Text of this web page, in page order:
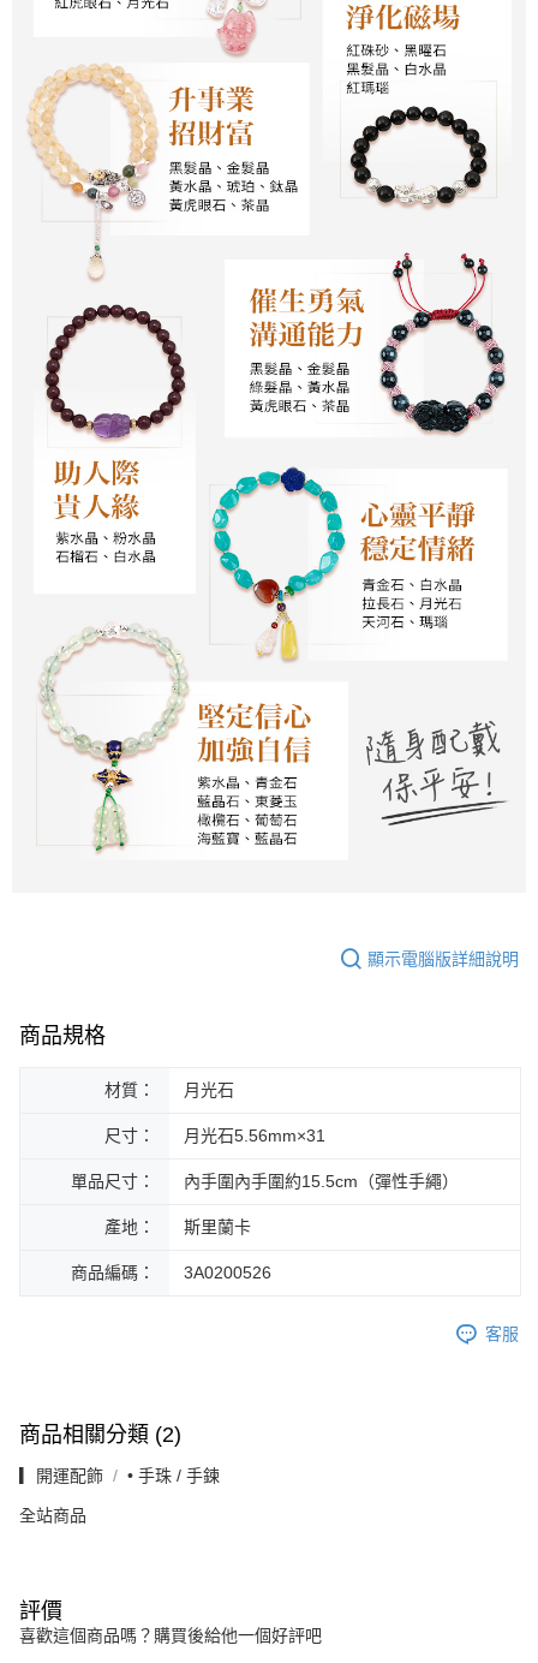
顯示電腦版詳細說明
商品規格
材質： 月光石
尺寸： 月光石5.56mm×31
單品尺寸： 內手圍內手圍約15.5cm（彈性手繩）
產地： 斯里蘭卡
商品編碼： 3A0200526
客服
商品相關分類 (2)
▎開運配飾 • 手珠 / 手鍊
全站商品
評價
喜歡這個商品嗎？購買後給他一個好評吧